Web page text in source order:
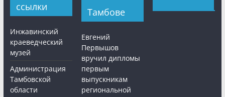
ссылки
Инжавинский
краеведческий
музей
Администрация
Тамбовской
области
Тамбове
Евгений
Первышов
вручил дипломы
первым
выпускникам
региональной